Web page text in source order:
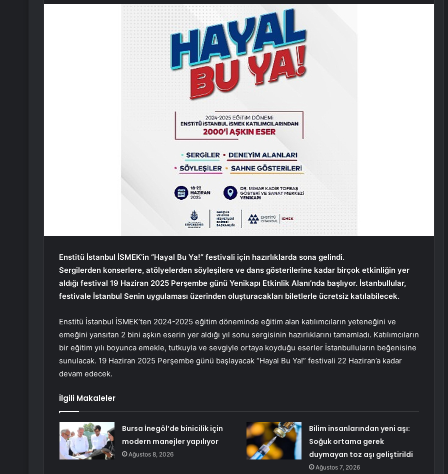
Enstitü İstanbul İSMEK’in “Hayal Bu Ya!” festivali için hazırlıklarda sona gelindi.
Sergilerden konserlere, atölyelerden söyleşilere ve dans gösterilerine kadar birçok etkinliğin yer
aldığı festival 19 Haziran 2025 Perşembe günü Yenikapı Etkinlik Alanı’nda başlıyor. İstanbullular,
festivale İstanbul Senin uygulaması üzerinden oluşturacakları biletlerle ücretsiz katılabilecek.
Enstitü İstanbul İSMEK’ten 2024-2025 eğitim döneminde eğitim alan katılımcıların yeteneğini ve
emeğini yansıtan 2 bini aşkın eserin yer aldığı yıl sonu sergisinin hazırlıklarını tamamladı. Katılımcıların
bir eğitim yılı boyunca emekle, tutkuyla ve sevgiyle ortaya koyduğu eserler İstanbulluların beğenisine
sunulacak. 19 Haziran 2025 Perşembe günü başlayacak “Hayal Bu Ya!” festivali 22 Haziran’a kadar
devam edecek.
İlgili Makaleler
Bursa İnegöl’de binicilik için
modern manejler yapılıyor
Ağustos 8, 2026
Bilim insanlarından yeni aşı:
Soğuk ortama gerek
duymayan toz aşı geliştirildi
Ağustos 7, 2026